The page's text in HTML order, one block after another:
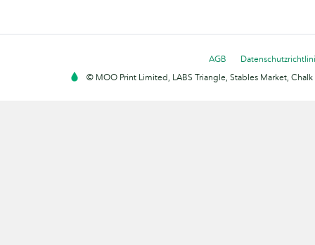
AGB
© MOO Print Limited, LABS Triangle, Stables Market,